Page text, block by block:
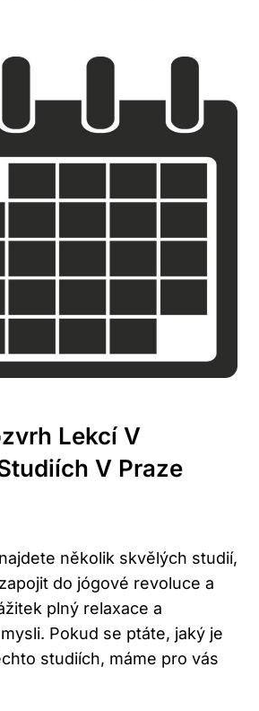
Lekcí V
V Praze
několik skvělých studií,
do jógové revoluce a
plný relaxace a
Pokud se ptáte, jaký je
studiích, máme pro vás